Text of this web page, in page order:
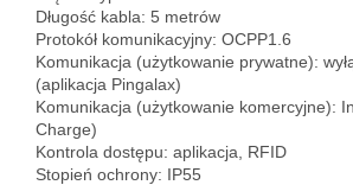
Długość kabla: 5 metrów
Protokół komunikacyjny: OCPP1.6
Komunikacja (użytkowanie prywatne):
(aplikacja Pingalax)
Komunikacja (użytkowanie komercyjne):
Charge)
Kontrola dostępu: aplikacja, RFID
Stopień ochrony: IP55